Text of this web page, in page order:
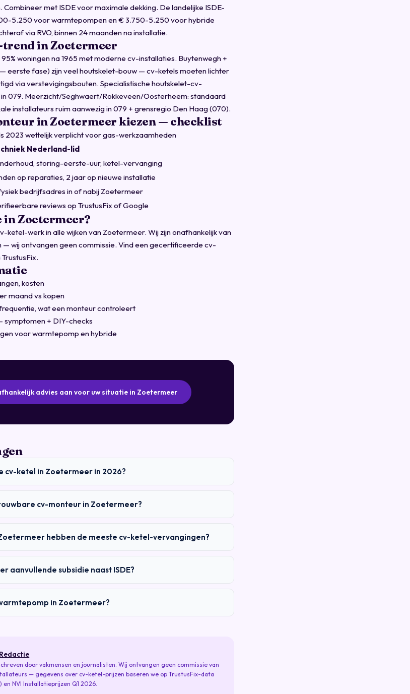
. Combineer met ISDE voor maximale dekking. De landelijke ISDE-
5.250 voor warmtepompen en € 3.750-5.250 voor hybride
via RVO, binnen 24 maanden na installatie.
in Zoetermeer
woningen na 1965 met moderne cv-installaties. Buytenwegh +
eerste fase) zijn veel houtskelet-bouw — cv-ketels moeten lichter
via verstevigingsbouten. Specialistische houtskelet-cv-
079. Meerzicht/Seghwaert/Rokkeveen/Oosterheem: standaard
installateurs ruim aanwezig in 079 + grensregio Den Haag (070).
in Zoetermeer kiezen — checklist
2023 wettelijk verplicht voor gas-werkzaamheden
Nederland-lid
storing-eerste-uur, ketel-vervanging
op reparaties, 2 jaar op nieuwe installatie
bedrijfsadres in of nabij Zoetermeer
reviews op TrustusFix of Google
in Zoetermeer?
ketel-werk in alle wijken van Zoetermeer. Wij zijn onafhankelijk van
— wij ontvangen geen commissie.Vind een gecertificeerde cv-
.
kosten
maand vs kopen
wat een monteur controleert
symptomen + DIY-checks
voor warmtepomp en hybride
advies aan voor uw situatie in Zoetermeer
cv-ketel in Zoetermeer in 2026?
cv-monteur in Zoetermeer?
hebben de meeste cv-ketel-vervangingen?
aanvullende subsidie naast ISDE?
in Zoetermeer?
door vakmensen en journalisten. Wij ontvangen geen commissie van
— gegevens over cv-ketel-prijzen baseren we op TrustusFix-data
en NVI Installatieprijzen Q1 2026.